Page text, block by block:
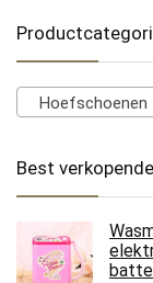
Hoefschoenen
Best verkopende